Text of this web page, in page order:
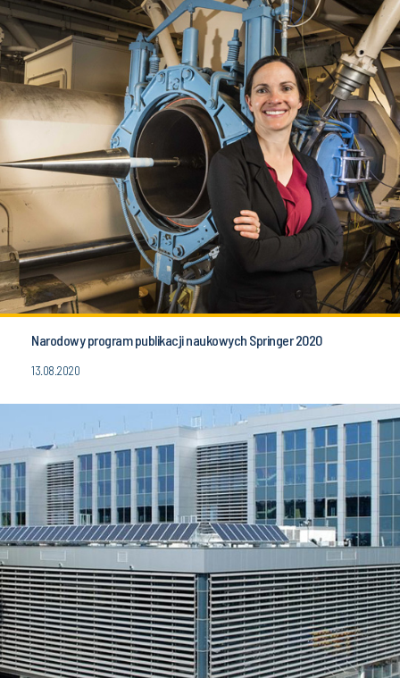
Narodowy program publikacji naukowych Springer 2020
13.08.2020